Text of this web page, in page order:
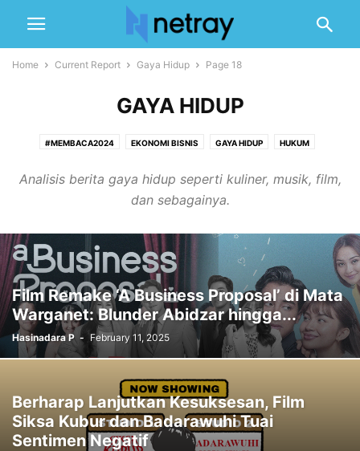
Home Current Report Gaya Hidup Page 18
GAYA HIDUP
#MEMBACA2024 EKONOMI BISNIS GAYA HIDUP HUKUM
PENDIDIKAN POLITIK TEKNOLOGI TRANSPORTASI
Analisis berita gaya hidup seperti kuliner, musik, film,
dan sebagainya.
Film Remake ‘A Business Proposal’ di Mata
Warganet: Blunder Abidzar hingga...
Hasinadara P - February 11, 2025
Berharap Lanjutkan Kesuksesan, Film
Siksa Kubur dan Badarawuhi Tuai
Sentimen Negatif